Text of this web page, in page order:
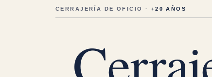
CERRAJERÍA DE OFICIO · +20 AÑOS